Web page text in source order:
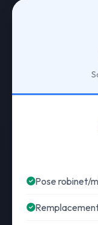
Pose robinet/